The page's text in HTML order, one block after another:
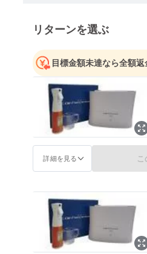
リターンを選ぶ
目標金額未達なら全額
詳細を見る